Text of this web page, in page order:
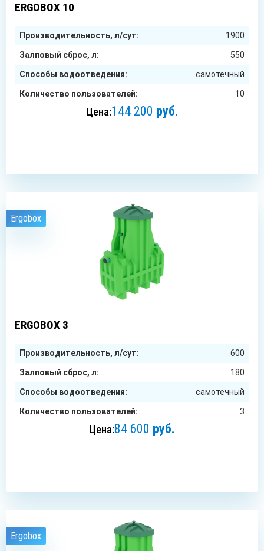
ERGOBOX 10
Производительность, л/сут: 1900
Залповый сброс, л: 550
Способы водоотведения: самотечный
Количество пользователей: 10
Цена:144 200 руб.
Ergobox
ERGOBOX 3
Производительность, л/сут: 600
Залповый сброс, л: 180
Способы водоотведения: самотечный
Количество пользователей: 3
Цена:84 600 руб.
Ergobox